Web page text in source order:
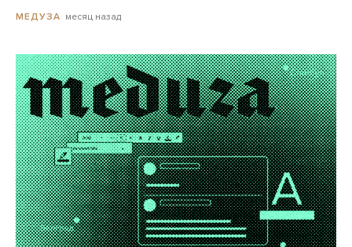
МЕДУЗА месяц назад